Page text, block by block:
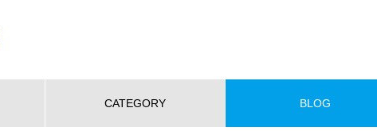
CATEGORY BLOG